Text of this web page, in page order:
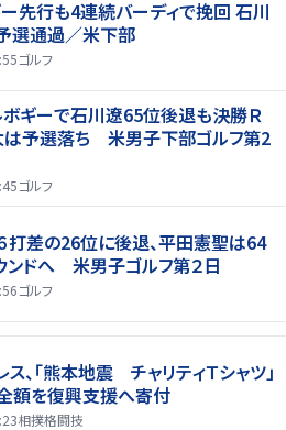
ー先行も4連続バーディで挽回 石川
選通過／米下部
ゴルフ
ボギーで石川遼65位後退も決勝Ｒ
は予選落ち 米男子下部ゴルフ第2
ゴルフ
打差の26位に後退、平田憲聖は64
ンドへ 米男子ゴルフ第２日
ゴルフ
、「熊本地震 チャリティＴシャツ」
額を復興支援へ寄付
相撲格闘技